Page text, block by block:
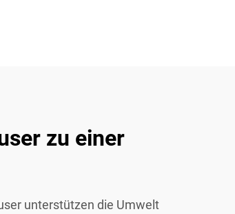
zu einer
unterstützen die Umwelt